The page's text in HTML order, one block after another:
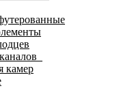
камер